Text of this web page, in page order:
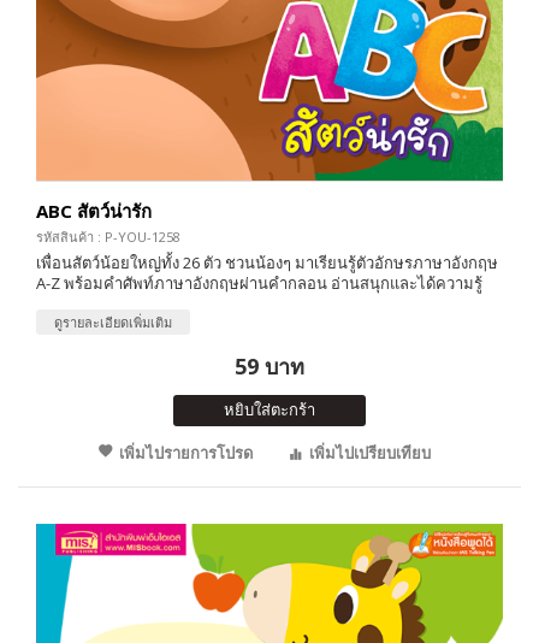
ABC สัตว์น่ารัก
รหัสสินค้า : P-YOU-1258
เพื่อนสัตว์น้อยใหญ่ทั้ง 26 ตัว ชวนน้องๆ มาเรียนรู้ตัวอักษรภาษาอังกฤษ
A-Z พร้อมคำศัพท์ภาษาอังกฤษผ่านคำกลอน อ่านสนุกและได้ความรู้
ดูรายละเอียดเพิ่มเติม
59 บาท
หยิบใส่ตะกร้า
เพิ่มไปรายการโปรด
เพิ่มไปเปรียบเทียบ